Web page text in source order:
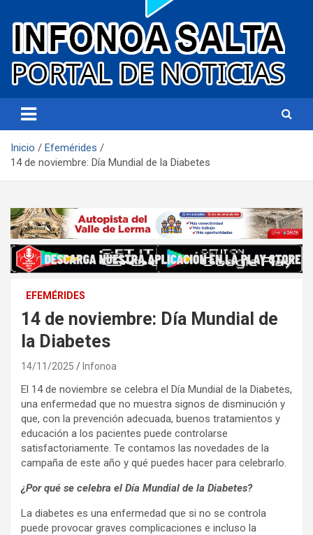
Infonoa Salta
Inicio
Efemérides
14 de noviembre: Día Mundial de la Diabetes
EFEMÉRIDES
14 de noviembre: Día Mundial de
la Diabetes
14/11/2025 Infonoa
El 14 de noviembre se celebra el Día Mundial de la Diabetes,
una enfermedad que no muestra signos de disminución y
que, con la prevención adecuada, buenos tratamientos y
educación a los pacientes puede controlarse
satisfactoriamente. Te contamos las novedades de la
campaña de este año y qué puedes hacer para celebrarlo.
¿Por qué se celebra el Día Mundial de la Diabetes?
La diabetes es una enfermedad que si no se controla
puede provocar graves complicaciones e incluso la